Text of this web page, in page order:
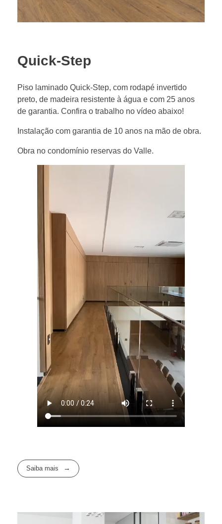
Quick-Step
Piso laminado Quick-Step, com rodapé invertido
preto, de madeira resistente à água e com 25 anos
de garantia. Confira o trabalho no vídeo abaixo!
Instalação com garantia de 10 anos na mão de obra.
Obra no condomínio reservas do Valle.
Saiba mais